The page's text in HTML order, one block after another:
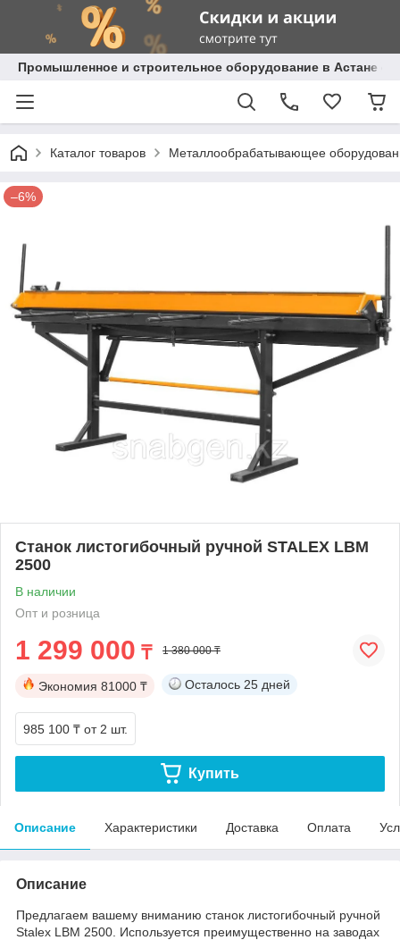
Промышленное и строительное оборудование в Астане с
Каталог товаров Металлообрабатывающее
–6%
Станок листогибочный ручной STALEX LBM
2500
В наличии
Опт и розница
1 299 000 ₸ 1 380 000 ₸
Экономия 81000 ₸ Осталось 25 дней
985 100 ₸ от 2 шт.
Купить
Описание Характеристики Доставка Оплата
Описание
Предлагаем вашему вниманию станок листогибочный ручной
Stalex LBM 2500. Используется преимущественно на заводах